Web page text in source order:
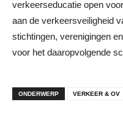
verkeerseducatie open
aan de verkeersveiligheid
stichtingen, verenigingen
voor het daaropvolgende
ONDERWERP VERKEER & OV